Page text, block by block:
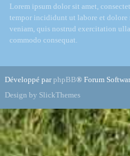
Lorem ipsum dolor sit amet,
tempor incididunt ut labore et
veniam, quis nostrud exercitation
commodo consequat.
Développé parphpBB® Forum
Design by SlickThemes